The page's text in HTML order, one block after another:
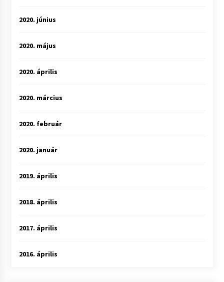
2020. június
2020. május
2020. április
2020. március
2020. február
2020. január
2019. április
2018. április
2017. április
2016. április